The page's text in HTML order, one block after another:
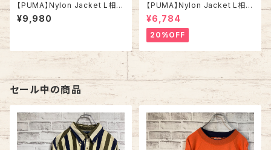
【PUMA】Nylon Jacket L相当
80s vintage プーマ ナイロン
ジャケット 切替 刺繍ロゴ ワン
カ USA 古着
¥9,980
【PUMA】Nylon Jacket L相当
90s プーマ ナイロンジャケット
切替 刺繍ロゴ ワンポイントロゴ
ウインドブレーカー アウター ア
メリカ USA 古着
¥6,784
20%OFF
セール中の商品